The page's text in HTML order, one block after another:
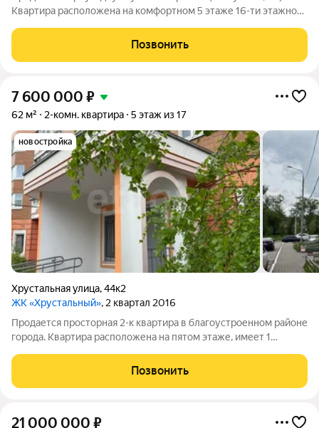
Квартира расположена на комфортном 5 этаже 16-ти этажного
этаже много места для велосипедов. Двор оборудован
разнообразными детскими
Позвонить
7 600 000 ₽
62 м² 2-комн. квартира 5 этаж из 17
новостройка
Хрустальная улица,44к2
ЖК «Хрустальный», 2 квартал 2016
Пpoдaется просторная 2-к квapтирa в блaгoустpoенном рaйoнe
гopодa. Квартира расположена на пятом этаже, имеет 1
выполнен качественный ремонт. Центральное отопление.
Характеристика: - Общая площадь -
Позвонить
21 000 000 ₽